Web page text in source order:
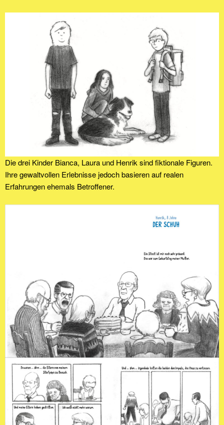
Die drei Kinder Bianca, Laura und Henrik sind fiktionale Figuren.
Ihre gewaltvollen Erlebnisse jedoch basieren auf realen
Erfahrungen ehemals Betroffener.